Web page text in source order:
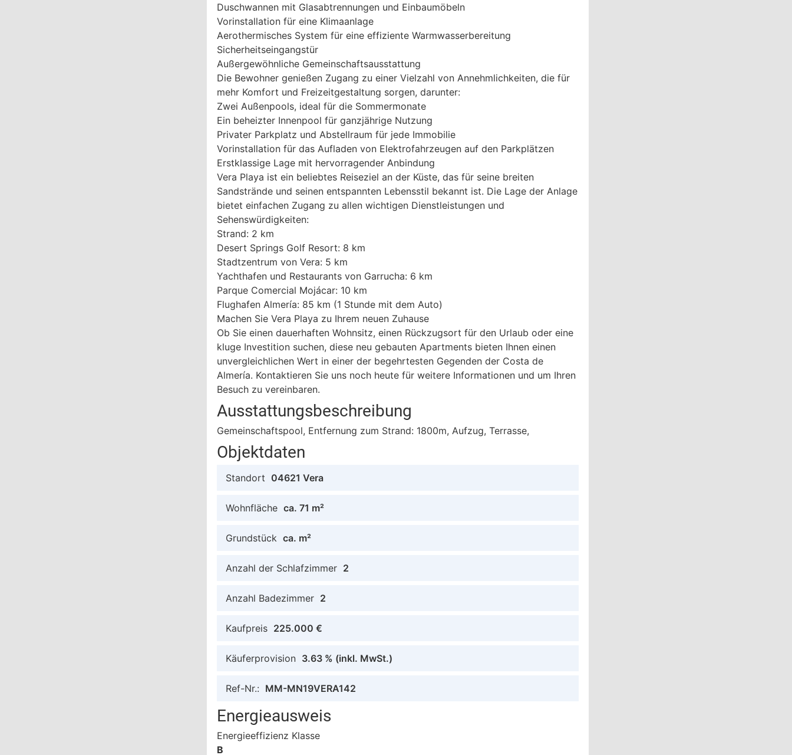
Duschwannen mit Glasabtrennungen und Einbaumöbeln
Vorinstallation für eine Klimaanlage
Aerothermisches System für eine effiziente Warmwasserbereitung
Sicherheitseingangstür
Außergewöhnliche Gemeinschaftsausstattung
Die Bewohner genießen Zugang zu einer Vielzahl von Annehmlichkeiten, die für
mehr Komfort und Freizeitgestaltung sorgen, darunter:
Zwei Außenpools, ideal für die Sommermonate
Ein beheizter Innenpool für ganzjährige Nutzung
Privater Parkplatz und Abstellraum für jede Immobilie
Vorinstallation für das Aufladen von Elektrofahrzeugen auf den Parkplätzen
Erstklassige Lage mit hervorragender Anbindung
Vera Playa ist ein beliebtes Reiseziel an der Küste, das für seine breiten
Sandstrände und seinen entspannten Lebensstil bekannt ist. Die Lage der Anlage
bietet einfachen Zugang zu allen wichtigen Dienstleistungen und
Sehenswürdigkeiten:
Strand: 2 km
Desert Springs Golf Resort: 8 km
Stadtzentrum von Vera: 5 km
Yachthafen und Restaurants von Garrucha: 6 km
Parque Comercial Mojácar: 10 km
Flughafen Almería: 85 km (1 Stunde mit dem Auto)
Machen Sie Vera Playa zu Ihrem neuen Zuhause
Ob Sie einen dauerhaften Wohnsitz, einen Rückzugsort für den Urlaub oder eine
kluge Investition suchen, diese neu gebauten Apartments bieten Ihnen einen
unvergleichlichen Wert in einer der begehrtesten Gegenden der Costa de
Almería. Kontaktieren Sie uns noch heute für weitere Informationen und um Ihren
Besuch zu vereinbaren.
Ausstattungsbeschreibung
Gemeinschaftspool, Entfernung zum Strand: 1800m, Aufzug, Terrasse,
Objektdaten
Standort 04621 Vera
Wohnfläche ca. 71 m²
Grundstück ca. m²
Anzahl der Schlafzimmer 2
Anzahl Badezimmer 2
Kaufpreis 225.000 €
Käuferprovision 3.63 % (inkl. MwSt.)
Ref-Nr.: MM-MN19VERA142
Energieausweis
Energieeffizienz Klasse
B